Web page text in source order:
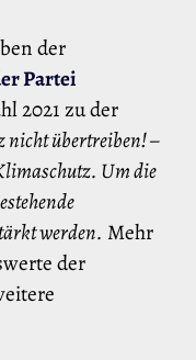
der
Partei
2021 zu der
übertreiben! –
Um die
werden. Mehr
der